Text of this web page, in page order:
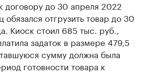
договору до 30 апреля 2022
обязался отгрузить товар до 30
Киоск стоил 685 тыс. руб.,
задаток в размере 479,5
сумму должна была
готовности товара к